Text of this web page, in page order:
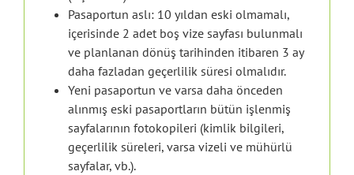
Pasaportun aslı: 10 yıldan eski olmamalı,
içerisinde 2 adet boş vize sayfası bulunmalı
ve planlanan dönüş tarihinden itibaren 3 ay
daha fazladan geçerlilik süresi olmalıdır.
Yeni pasaportun ve varsa daha önceden
alınmış eski pasaportların bütün işlenmiş
sayfalarının fotokopileri (kimlik bilgileri,
geçerlilik süreleri, varsa vizeli ve mühürlü
sayfalar, vb.).